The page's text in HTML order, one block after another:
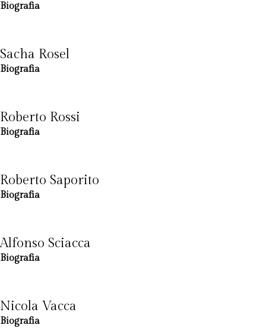
Biografia
Sacha Rosel
Biografia
Roberto Rossi
Biografia
Roberto Saporito
Biografia
Alfonso Sciacca
Biografia
Nicola Vacca
Biografia